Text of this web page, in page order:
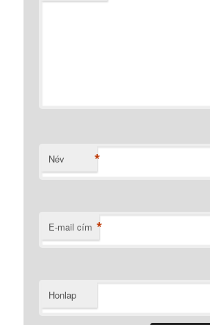
Név *
E-mail cím *
Honlap